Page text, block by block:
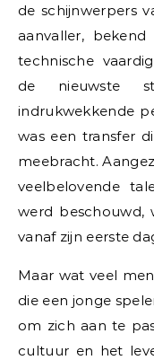
de schijnwerpers
aanvaller,
technische
de nieuwste
indrukwekkende
was een transfer
meebracht.
veelbelovende
werd beschouwd,
vanaf zijn eerste
Maar wat veel
die een jonge
om zich aan te
cultuur en het